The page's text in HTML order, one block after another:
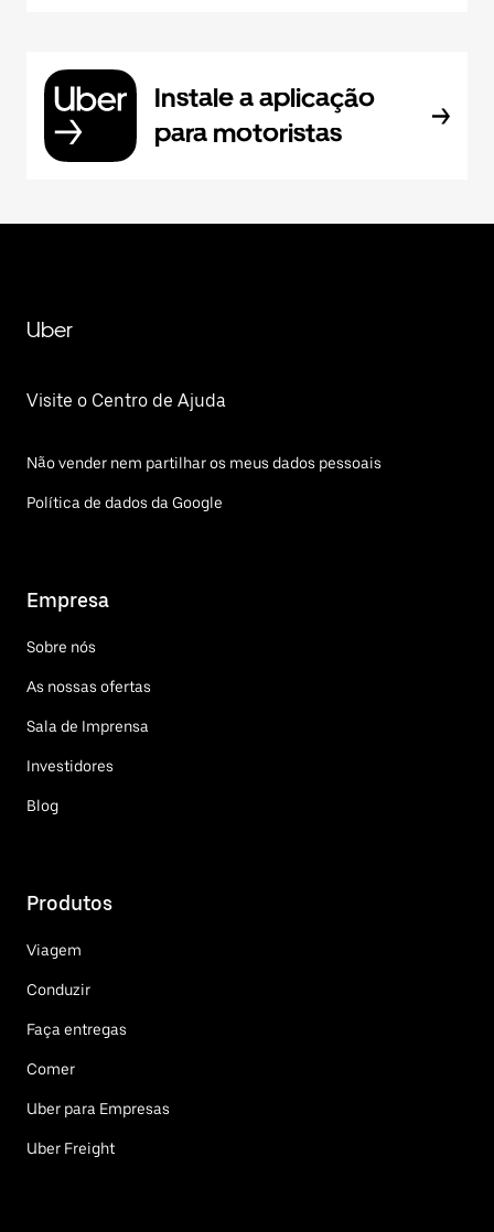
Instale a aplicação
para motoristas
Uber
Visite o Centro de Ajuda
Não vender nem partilhar os meus dados pessoais
Política de dados da Google
Empresa
Sobre nós
As nossas ofertas
Sala de Imprensa
Investidores
Blog
Produtos
Viagem
Conduzir
Faça entregas
Comer
Uber para Empresas
Uber Freight